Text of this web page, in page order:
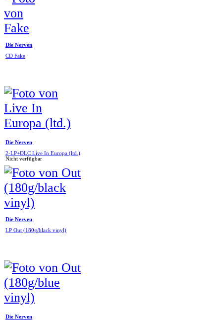
Die Nerven
CD Fake
Die Nerven
2-LP+DLC Live In Europa (ltd.)
Nicht verfügbar
Die Nerven
LP Out (180g/black vinyl)
Die Nerven